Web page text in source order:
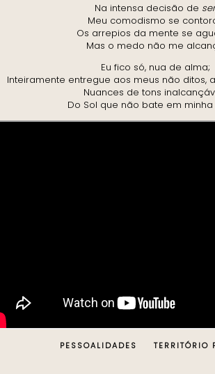
Na intensa decisão de
Meu comodismo se
Os arrepios da mente se
Mas o medo não me
Eu fico só, nua de alma;
Inteiramente entregue aos meus não ditos,
Nuances de tons
Do Sol que não bate em
PESSOALIDADES TERRITÓRIO